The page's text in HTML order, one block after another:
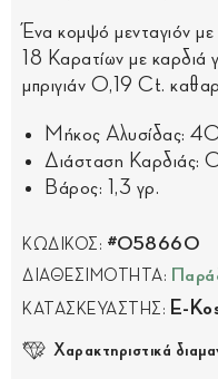
Ένα κομψό μενταγιόν
18 Καρατίων με καρδιά
μπριγιάν 0,19 Ct.
Μήκος Αλυσίδας:
Διάσταση Καρδιάς:
Βάρος: 1,3 γρ.
ΚΩΔΙΚΟΣ: #058660
ΔΙΑΘΕΣΙΜΟΤΗΤΑ:
ΚΑΤΑΣΚΕΥΑΣΤΗΣ: E-
Χαρακτηριστικά